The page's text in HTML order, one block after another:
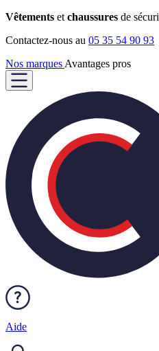
Vêtements et chaussures de
Contactez-nous au 05 35 54 90 93
Nos marques Avantages pros
Aide